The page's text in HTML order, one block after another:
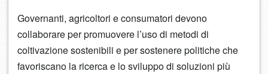
Governanti, agricoltori e consumatori devono
collaborare per promuovere l’uso di metodi di
coltivazione sostenibili e per sostenere politiche che
favoriscano la ricerca e lo sviluppo di soluzioni più